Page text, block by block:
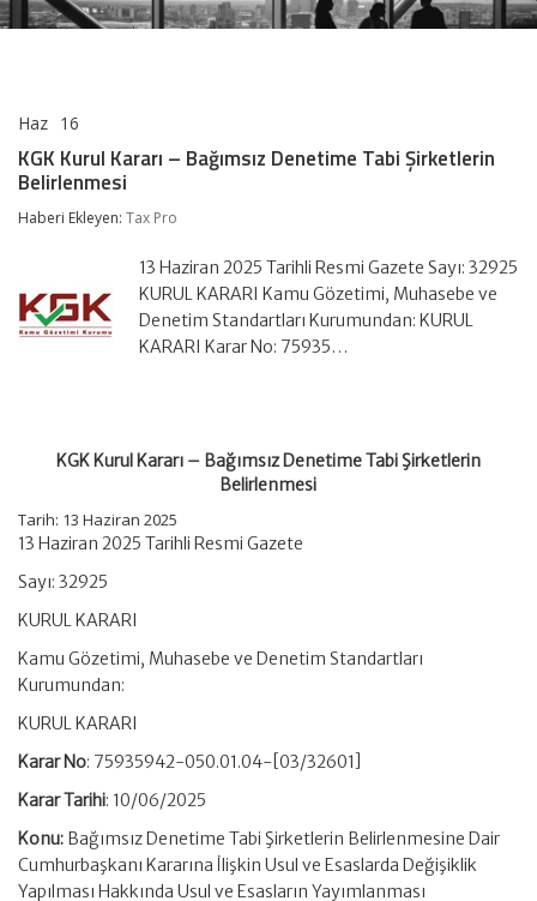
Haz 16
Kararı
–
Denetime
Şirketlerin
Belirlenmesi
için
KGK Kurul Kararı – Bağımsız Denetime Tabi Şirketlerin
Belirlenmesi
Haberi Ekleyen: Tax Pro
13 Haziran 2025 Tarihli Resmi Gazete Sayı: 32925
KURUL KARARI Kamu Gözetimi, Muhasebe ve
Denetim Standartları Kurumundan: KURUL
KARARI Karar No: 75935…
KGK Kurul Kararı – Bağımsız Denetime Tabi Şirketlerin
Belirlenmesi
Tarih: 13 Haziran 2025
13 Haziran 2025 Tarihli Resmi Gazete
Sayı: 32925
KURUL KARARI
Kamu Gözetimi, Muhasebe ve Denetim Standartları
Kurumundan:
KURUL KARARI
Karar No: 75935942-050.01.04-[03/32601]
Karar Tarihi: 10/06/2025
Konu: Bağımsız Denetime Tabi Şirketlerin Belirlenmesine Dair
Cumhurbaşkanı Kararına İlişkin Usul ve Esaslarda Değişiklik
Yapılması Hakkında Usul ve Esasların Yayımlanması